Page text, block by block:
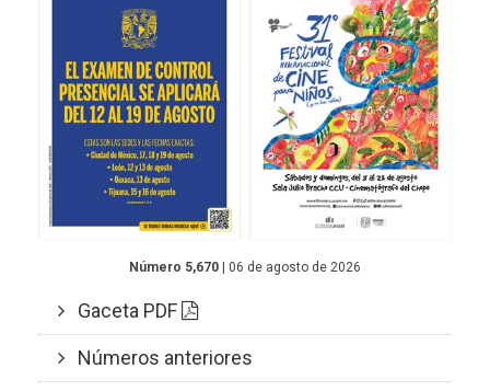
Número 5,670 | 06 de agosto de 2026
Gaceta PDF
Números anteriores